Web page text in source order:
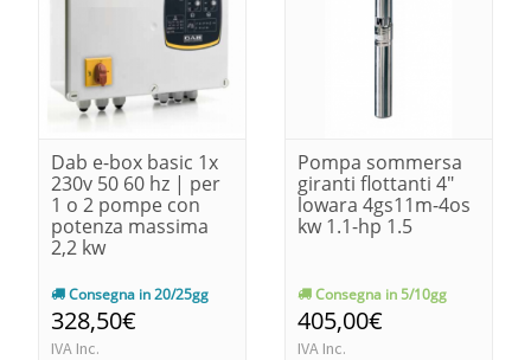
Dab e-box basic 1x
230v 50 60 hz | per
1 o 2 pompe con
potenza massima
2,2 kw
Consegna in 20/25gg
328,50€
IVA Inc.
Pompa sommersa
giranti flottanti 4"
lowara 4gs11m-4os
kw 1.1-hp 1.5
Consegna in 5/10gg
405,00€
IVA Inc.